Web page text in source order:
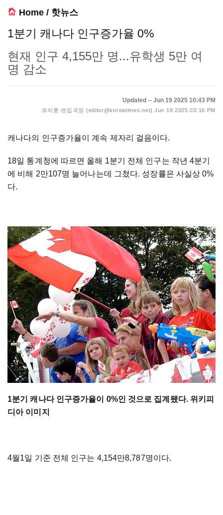
Home / 핫뉴스
1분기 캐나다 인구증가율 0%
현재 인구 4,155만 명...유학생 5만 여
명 감소
Updated -- Jun 19 2025 10:43 PM
유지훈 편집국장 (editor@koreatimes.net) Jun 18 2025 03:16 PM
캐나다의 인구증가율이 계속 제자리 걸음이다.
18일 통계청에 따르면 올해 1분기 전체 인구는 작년 4분기
에 비해 2만107명 늘어나는데 그쳤다. 성장률은 사실상 0%
다.
1분기 캐나다 인구증가율이 0%인 것으로 집계됐다. 위키피
디아 이미지
4월1일 기준 전체 인구는 4,154만8,787명이다.